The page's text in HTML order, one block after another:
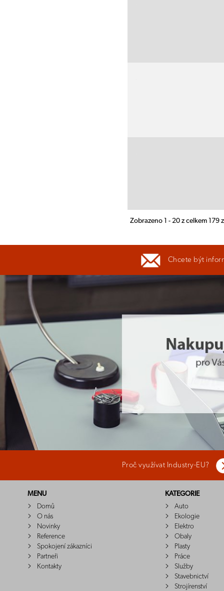
Zobrazeno 1 - 20 z celkem 179
Chcete být
Proč využívat Industry-EU?
MENU
Domů
O nás
Novinky
Reference
Spokojení zákazníci
Partneři
Kontakty
KATEGORIE
Auto
Ekologie
Elektro
Obaly
Plasty
Práce
Služby
Stavebnictví
Strojírenství